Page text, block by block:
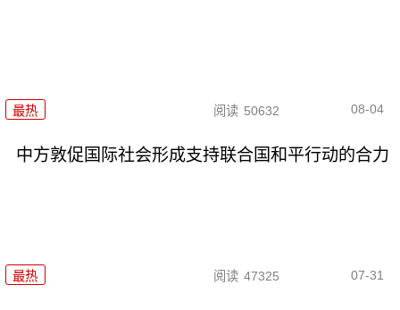
最热 阅读 50632 08-04
中方敦促国际社会形成支持联合国和平行动的合力
最热 阅读 47325 07-31